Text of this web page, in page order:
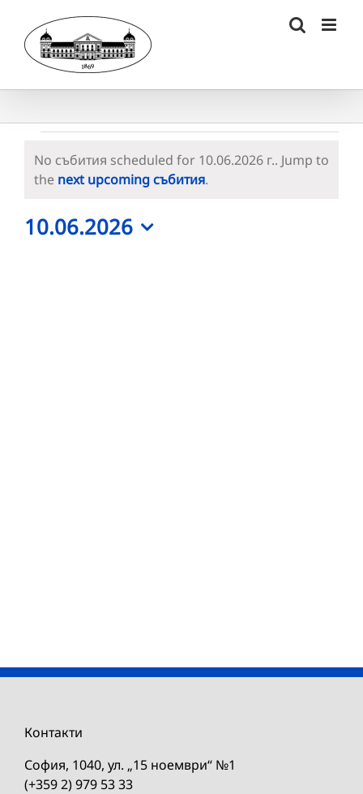
content
Събития
for
10.06.2026
г.
Notice
No събития scheduled for 10.06.2026 г.. Jump to
the next upcoming събития.
10.06.2026
Контакти
София, 1040, ул. „15 ноември“ №1
(+359 2) 979 53 33